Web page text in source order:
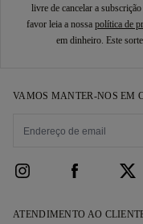
livre de cancelar a
favor leia a nossa política de
em dinheiro. Este
VAMOS MANTER-NOS EM
ATENDIMENTO AO